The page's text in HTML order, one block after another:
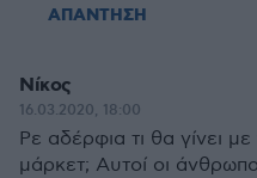
ΑΠΑΝΤΗΣΗ
Νίκος
16.03.2020, 18:00
Ρε αδέρφια τι θα γίνει
μάρκετ; Αυτοί οι